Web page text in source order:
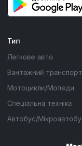
Тип
Легкове авто
Вантажний транспорт
Мотоцикли/Мопеди
Спеціальна техніка
Автобус/